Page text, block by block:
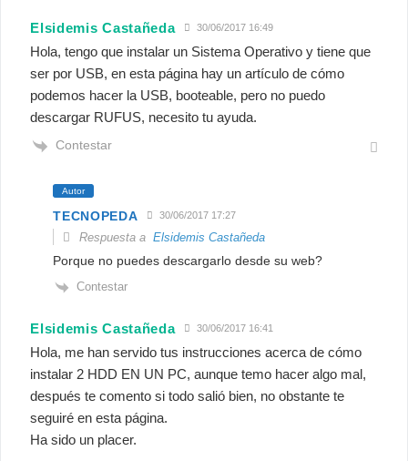
Elsidemis Castañeda 30/06/2017 16:49
Hola, tengo que instalar un Sistema Operativo y tiene que
ser por USB, en esta página hay un artículo de cómo
podemos hacer la USB, booteable, pero no puedo
descargar RUFUS, necesito tu ayuda.
Contestar
Autor
TECNOPEDA 30/06/2017 17:27
Respuesta aElsidemis Castañeda
Porque no puedes descargarlo desde su web?
Contestar
Elsidemis Castañeda 30/06/2017 16:41
Hola, me han servido tus instrucciones acerca de cómo
instalar 2 HDD EN UN PC, aunque temo hacer algo mal,
después te comento si todo salió bien, no obstante te
seguiré en esta página.
Ha sido un placer.